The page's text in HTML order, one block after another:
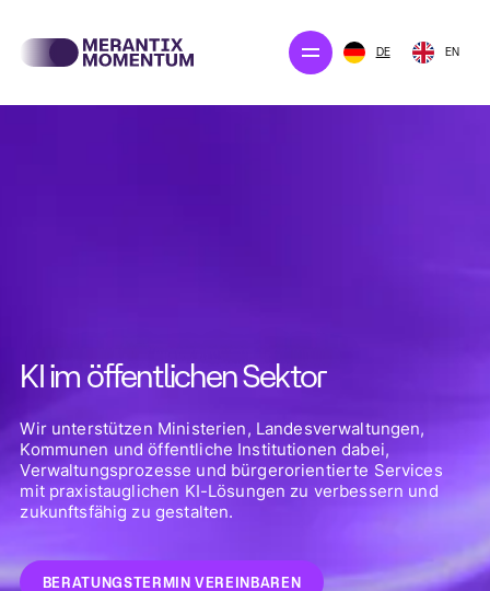
DE EN
KONTAKT AUFNEHMEN
KI im öffentlichen Sektor
Wir unterstützen Ministerien, Landesverwaltungen,
Kommunen und öffentliche Institutionen dabei,
Verwaltungsprozesse und bürgerorientierte Services
mit praxistauglichen KI-Lösungen zu verbessern und
zukunftsfähig zu gestalten.
BERATUNGSTERMIN VEREINBAREN